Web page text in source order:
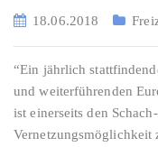
18.06.2018
“Ein jährlich
und weiterführenden
ist einerseits den
Vernetzungsmöglichkeit